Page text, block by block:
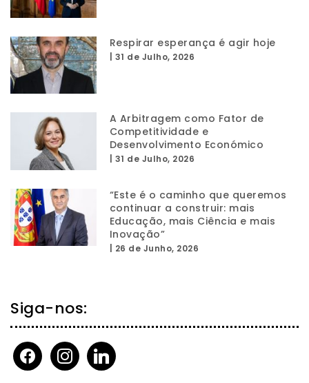
Respirar esperança é agir hoje
31 de Julho, 2026
A Arbitragem como Fator de
Competitividade e
Desenvolvimento Económico
31 de Julho, 2026
“Este é o caminho que queremos
continuar a construir: mais
Educação, mais Ciência e mais
Inovação”
26 de Junho, 2026
Siga-nos:
facebookinstagramlinkedin